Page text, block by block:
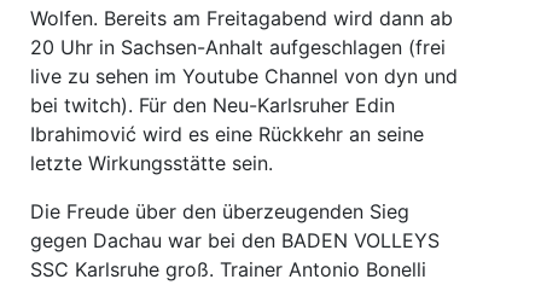
Wolfen. Bereits am Freitagabend wird dann ab
20 Uhr in Sachsen-Anhalt aufgeschlagen (frei
live zu sehen im Youtube Channel von dyn und
bei twitch). Für den Neu-Karlsruher Edin
Ibrahimović wird es eine Rückkehr an seine
letzte Wirkungsstätte sein.
Die Freude über den überzeugenden Sieg
gegen Dachau war bei den BADEN VOLLEYS
SSC Karlsruhe groß. Trainer Antonio Bonelli